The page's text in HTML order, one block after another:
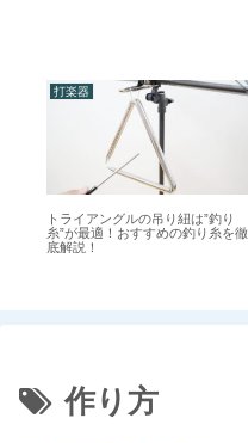
打楽器
トライアングルの吊り紐は”釣り
糸”が最適！おすすめの釣り糸を徹
底解説！
作り方